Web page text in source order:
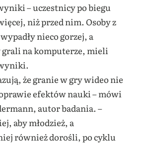
– uczestnicy po biegu
niż przed nim. Osoby z
nieco gorzej, a
na komputerze, mieli
że granie w gry wideo nie
efektów nauki – mówi
autor badania. –
aby młodzież, a
również dorośli, po cyklu